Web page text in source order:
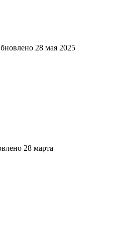
28 мая 2025
28 марта